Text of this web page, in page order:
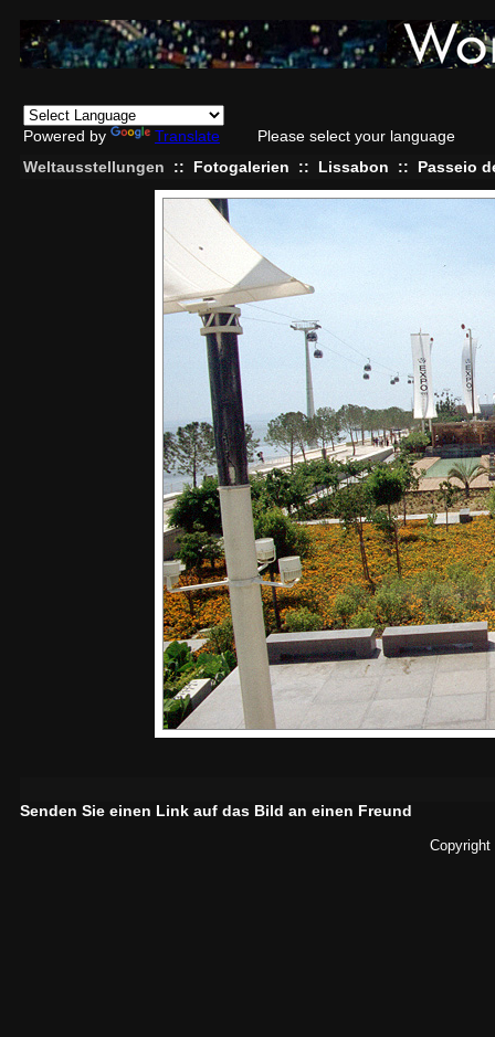
Powered by Translate
Please select your language
Weltausstellungen
:: Fotogalerien :: Lissabon :: Passeio
Senden Sie einen Link auf das Bild an einen Freund